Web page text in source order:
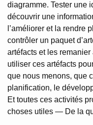
diagramme. Tester une
découvrir une
l’améliorer et la rendre
contrôler un paquet
artéfacts et les
utiliser ces artéfacts
que nous menons, que
planification, le
Et toutes ces activités
choses utiles — De la